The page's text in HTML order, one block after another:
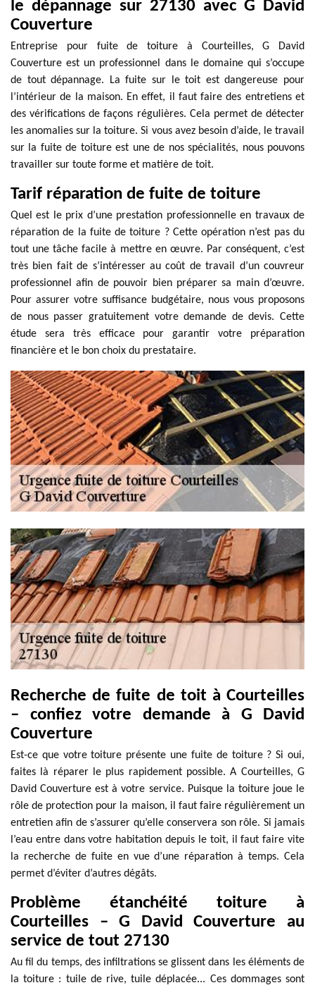
le dépannage sur 27130 avec G David
Couverture
Entreprise pour fuite de toiture à Courteilles, G David
Couverture est un professionnel dans le domaine qui s’occupe
de tout dépannage. La fuite sur le toit est dangereuse pour
l’intérieur de la maison. En effet, il faut faire des entretiens et
des vérifications de façons régulières. Cela permet de détecter
les anomalies sur la toiture. Si vous avez besoin d’aide, le travail
sur la fuite de toiture est une de nos spécialités, nous pouvons
travailler sur toute forme et matière de toit.
Tarif réparation de fuite de toiture
Quel est le prix d’une prestation professionnelle en travaux de
réparation de la fuite de toiture ? Cette opération n’est pas du
tout une tâche facile à mettre en œuvre. Par conséquent, c’est
très bien fait de s’intéresser au coût de travail d’un couvreur
professionnel afin de pouvoir bien préparer sa main d’œuvre.
Pour assurer votre suffisance budgétaire, nous vous proposons
de nous passer gratuitement votre demande de devis. Cette
étude sera très efficace pour garantir votre préparation
financière et le bon choix du prestataire.
Recherche de fuite de toit à Courteilles
– confiez votre demande à G David
Couverture
Est-ce que votre toiture présente une fuite de toiture ? Si oui,
faites là réparer le plus rapidement possible. A Courteilles, G
David Couverture est à votre service. Puisque la toiture joue le
rôle de protection pour la maison, il faut faire régulièrement un
entretien afin de s’assurer qu’elle conservera son rôle. Si jamais
l’eau entre dans votre habitation depuis le toit, il faut faire vite
la recherche de fuite en vue d’une réparation à temps. Cela
permet d’éviter d’autres dégâts.
Problème étanchéité toiture à
Courteilles – G David Couverture au
service de tout 27130
Au fil du temps, des infiltrations se glissent dans les éléments de
la toiture : tuile de rive, tuile déplacée... Ces dommages sont